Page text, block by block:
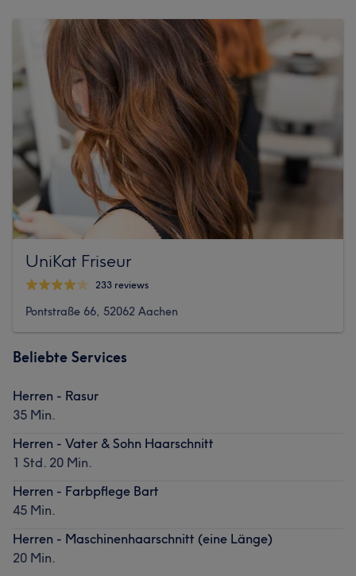
UniKat Friseur
233 reviews
Pontstraße 66, 52062 Aachen
Beliebte Services
Herren - Rasur
35 Min.
Herren - Vater & Sohn Haarschnitt
1 Std. 20 Min.
Herren - Farbpflege Bart
45 Min.
Herren - Maschinenhaarschnitt (eine Länge)
20 Min.